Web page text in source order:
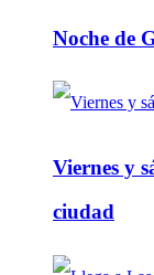
Noche de
Viernes y
ciudad